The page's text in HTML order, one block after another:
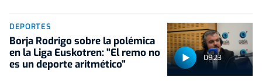
09:23
DEPORTES
Borja Rodrigo sobre la polémica
en la Liga Euskotren: "El remo no
es un deporte aritmético"